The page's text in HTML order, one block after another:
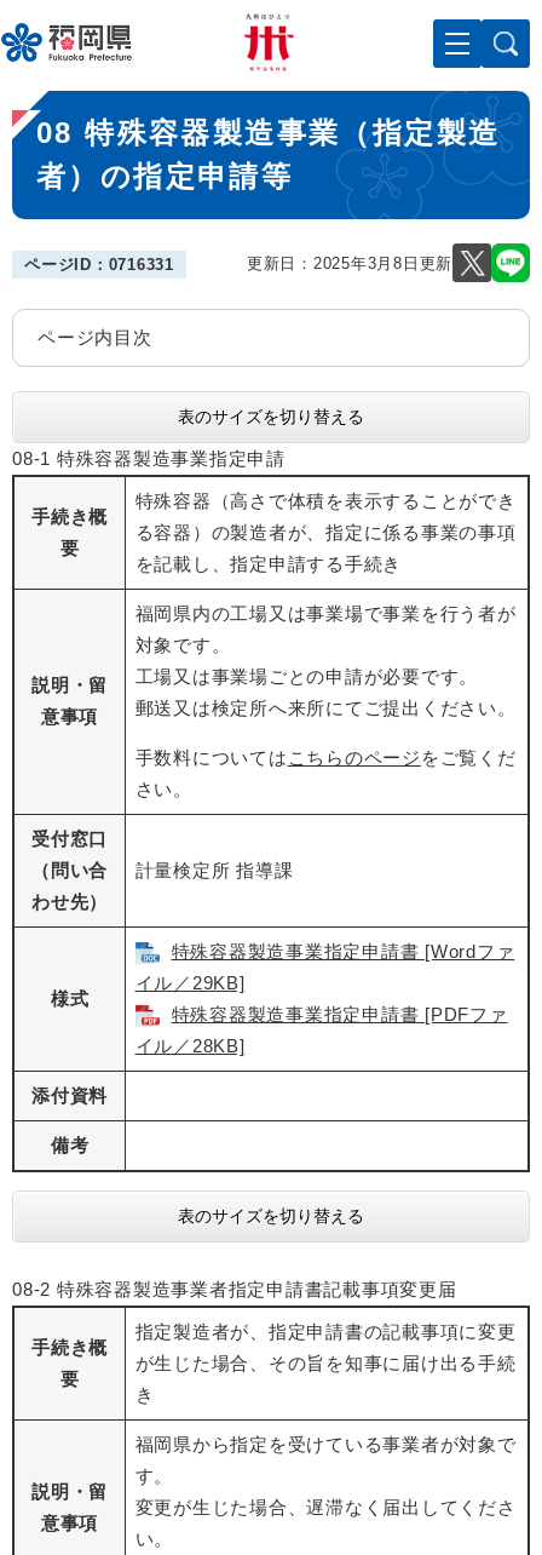
ー
ジ
先
頭
。
メニューを飛ばして本文へ
本
文
08 特殊容器製造事業（指定製造
者）の指定申請等
ページID：0716331 更新日：2025年3月8日更新
ページ内目次
表のサイズを切り替える
08-1 特殊容器製造事業指定申請
手続き概
要
特殊容器（高さで体積を表示することができ
る容器）の製造者が、指定に係る事業の事項
を記載し、指定申請する手続き
説明・留
意事項
福岡県内の工場又は事業場で事業を行う者が
対象です。
工場又は事業場ごとの申請が必要です。
郵送又は検定所へ来所にてご提出ください。
手数料については こちらのページ をご覧くだ
さい。
受付窓口
（問い合
わせ先）
計量検定所 指導課
様式
特殊容器製造事業指定申請書 [Wordファ
イル／29KB]
特殊容器製造事業指定申請書 [PDFファ
イル／28KB]
添付資料
備考
表のサイズを切り替える
08-2 特殊容器製造事業者指定申請書記載事項変更届
手続き概
要
指定製造者が、指定申請書の記載事項に変更
が生じた場合、その旨を知事に届け出る手続
き
説明・留
意事項
福岡県から指定を受けている事業者が対象で
す。
変更が生じた場合、遅滞なく届出してくださ
い。